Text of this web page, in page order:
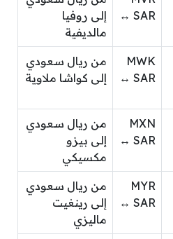
↔ SAR
إلى روفيا
مالديفية
MWK
↔ SAR
من ريال سعودي
إلى كواشا ملاوية
MXN
↔ SAR
من ريال سعودي
إلى بيزو
مكسيكي
MYR
↔ SAR
من ريال سعودي
إلى رينغيت
ماليزي